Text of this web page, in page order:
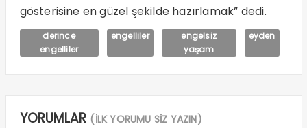
gösterisine en güzel şekilde hazırlamak” dedi.
derince
engelliler
engelliler
engelsiz
yaşam
eyden
YORUMLAR (İLK YORUMU SİZ YAZIN)